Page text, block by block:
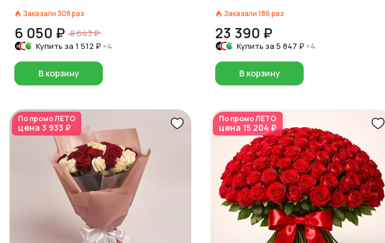
Заказали 308раз
6 050 ₽ 8 643 ₽
Купить за 1 512 ₽ ×4
В корзину
Заказали186раз
23 390 ₽
Купить за 5 847 ₽ ×4
В корзину
По промоЛЕТО
цена 3 933 ₽
По промоЛЕТО
цена 15 204 ₽